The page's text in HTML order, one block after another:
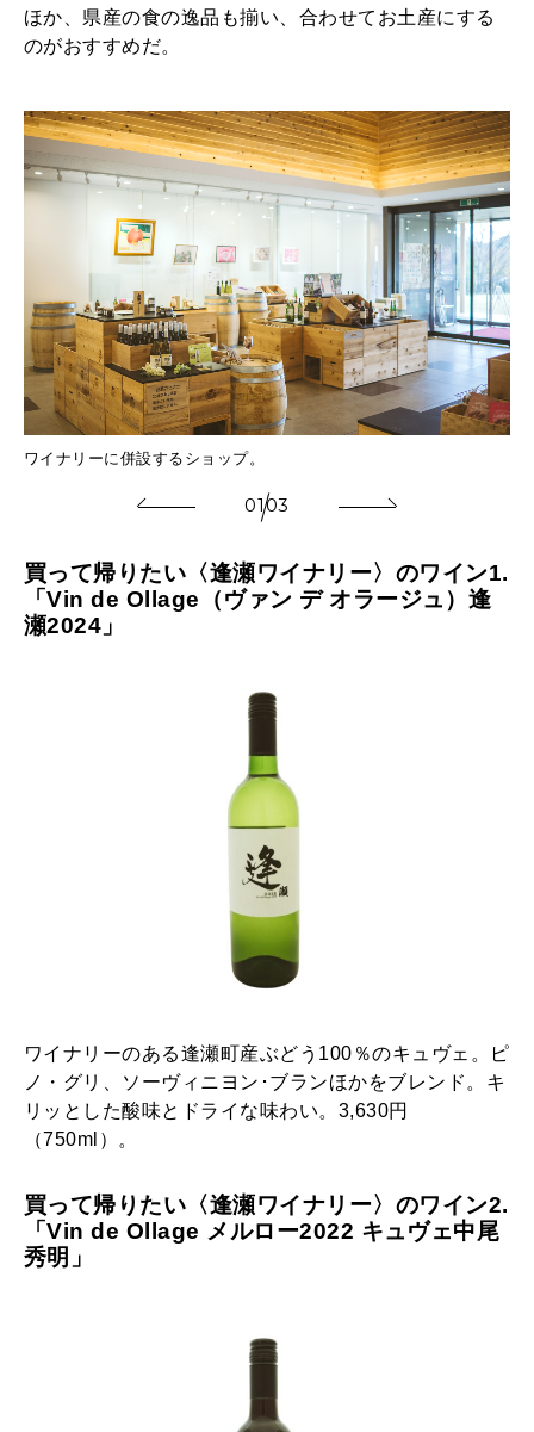
ほか、県産の食の逸品も揃い、合わせてお土産にする
のがおすすめだ。
ワイナリーに併設するショップ。
0103
買って帰りたい〈逢瀬ワイナリー〉のワイン1.
「Vin de Ollage（ヴァン デ オラージュ）逢
瀬2024」
ワイナリーのある逢瀬町産ぶどう100％のキュヴェ。ピ
ノ・グリ、ソーヴィニヨン･ブランほかをブレンド。キ
リッとした酸味とドライな味わい。3,630円
（750ml）。
買って帰りたい〈逢瀬ワイナリー〉のワイン2.
「Vin de Ollage メルロー2022 キュヴェ中尾
秀明」